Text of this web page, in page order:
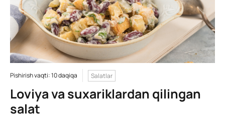
Pishirish vaqti: 10 daqiqa Salatlar
Loviya va suxariklardan qilingan
salat